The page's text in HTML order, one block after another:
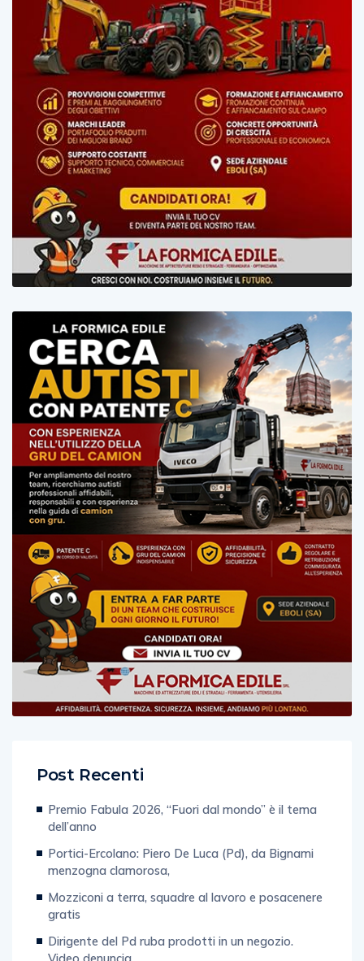
Post Recenti
Premio Fabula 2026, “Fuori dal mondo” è il tema
dell’anno
Portici-Ercolano: Piero De Luca (Pd), da Bignami
menzogna clamorosa,
Mozziconi a terra, squadre al lavoro e posacenere
gratis
Dirigente del Pd ruba prodotti in un negozio.
Video denuncia